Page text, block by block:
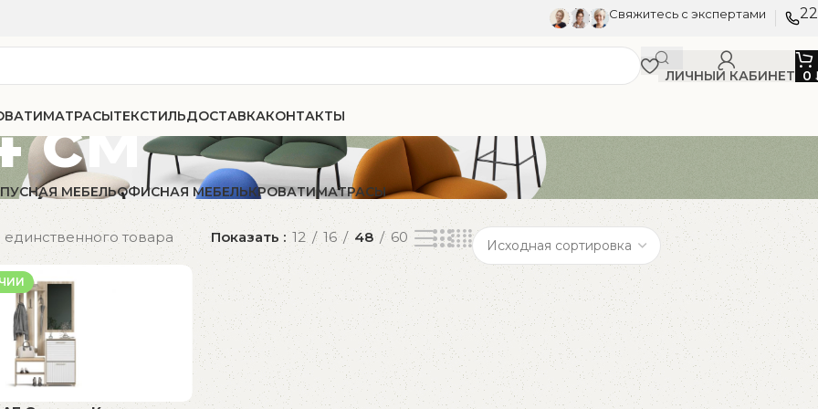
Свяжитесь с экспертами
ЛИЧНЫЙ КАБИНЕТ 0
МАТРАСЫТЕКСТИЛЬДОСТАВКАКОНТАКТЫ
см
МЕБЕЛЬОФИСНАЯ МЕБЕЛЬКРОВАТИМАТРАСЫ
товара Показать 12 16 48 60